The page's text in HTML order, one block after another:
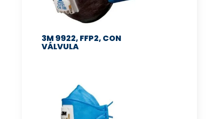
3M 9922, FFP2, CON
VÁLVULA